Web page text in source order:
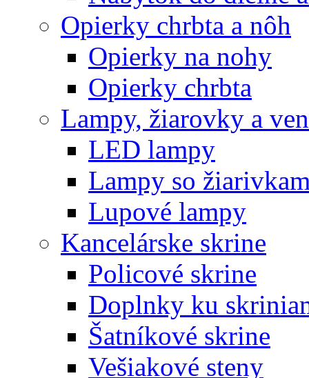
Opierky chrbta a nôh
Opierky na nohy
Opierky chrbta
Lampy, žiarovky a
LED lampy
Lampy so
Lupové lampy
Kancelárske skrine
Policové skrine
Doplnky ku
Šatníkové skrine
Vešiakové steny